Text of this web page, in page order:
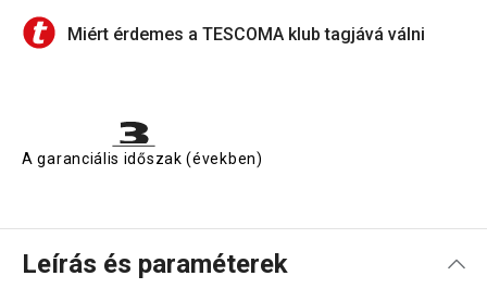
Miért érdemes a TESCOMA klub tagjává válni
A garanciális időszak (években)
Leírás és paraméterek